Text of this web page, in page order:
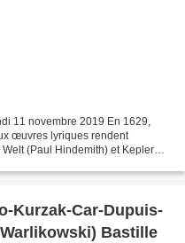
11 novembre 2019 En 1629,
œuvres lyriques rendent
(Paul Hindemith) et Kepler
Kurzak-Car-Dupuis-
Bastille